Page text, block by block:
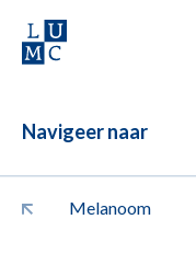
Navigeer naar
Melanoom